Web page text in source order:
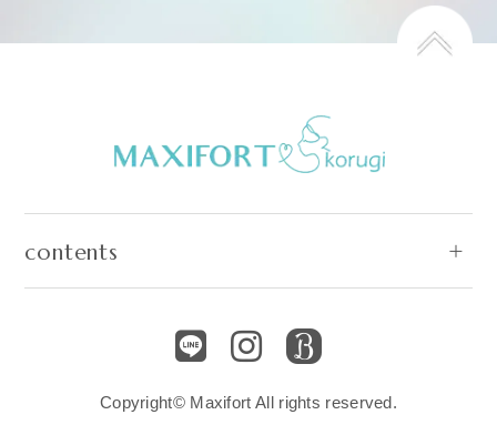
contents
Copyright© Maxifort All rights reserved.